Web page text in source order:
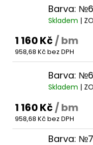
Barva:
Skladem |
1 160 Kč/ bm
958,68 Kč bez DPH
Barva:
Skladem |
1 160 Kč/ bm
958,68 Kč bez DPH
Barva: